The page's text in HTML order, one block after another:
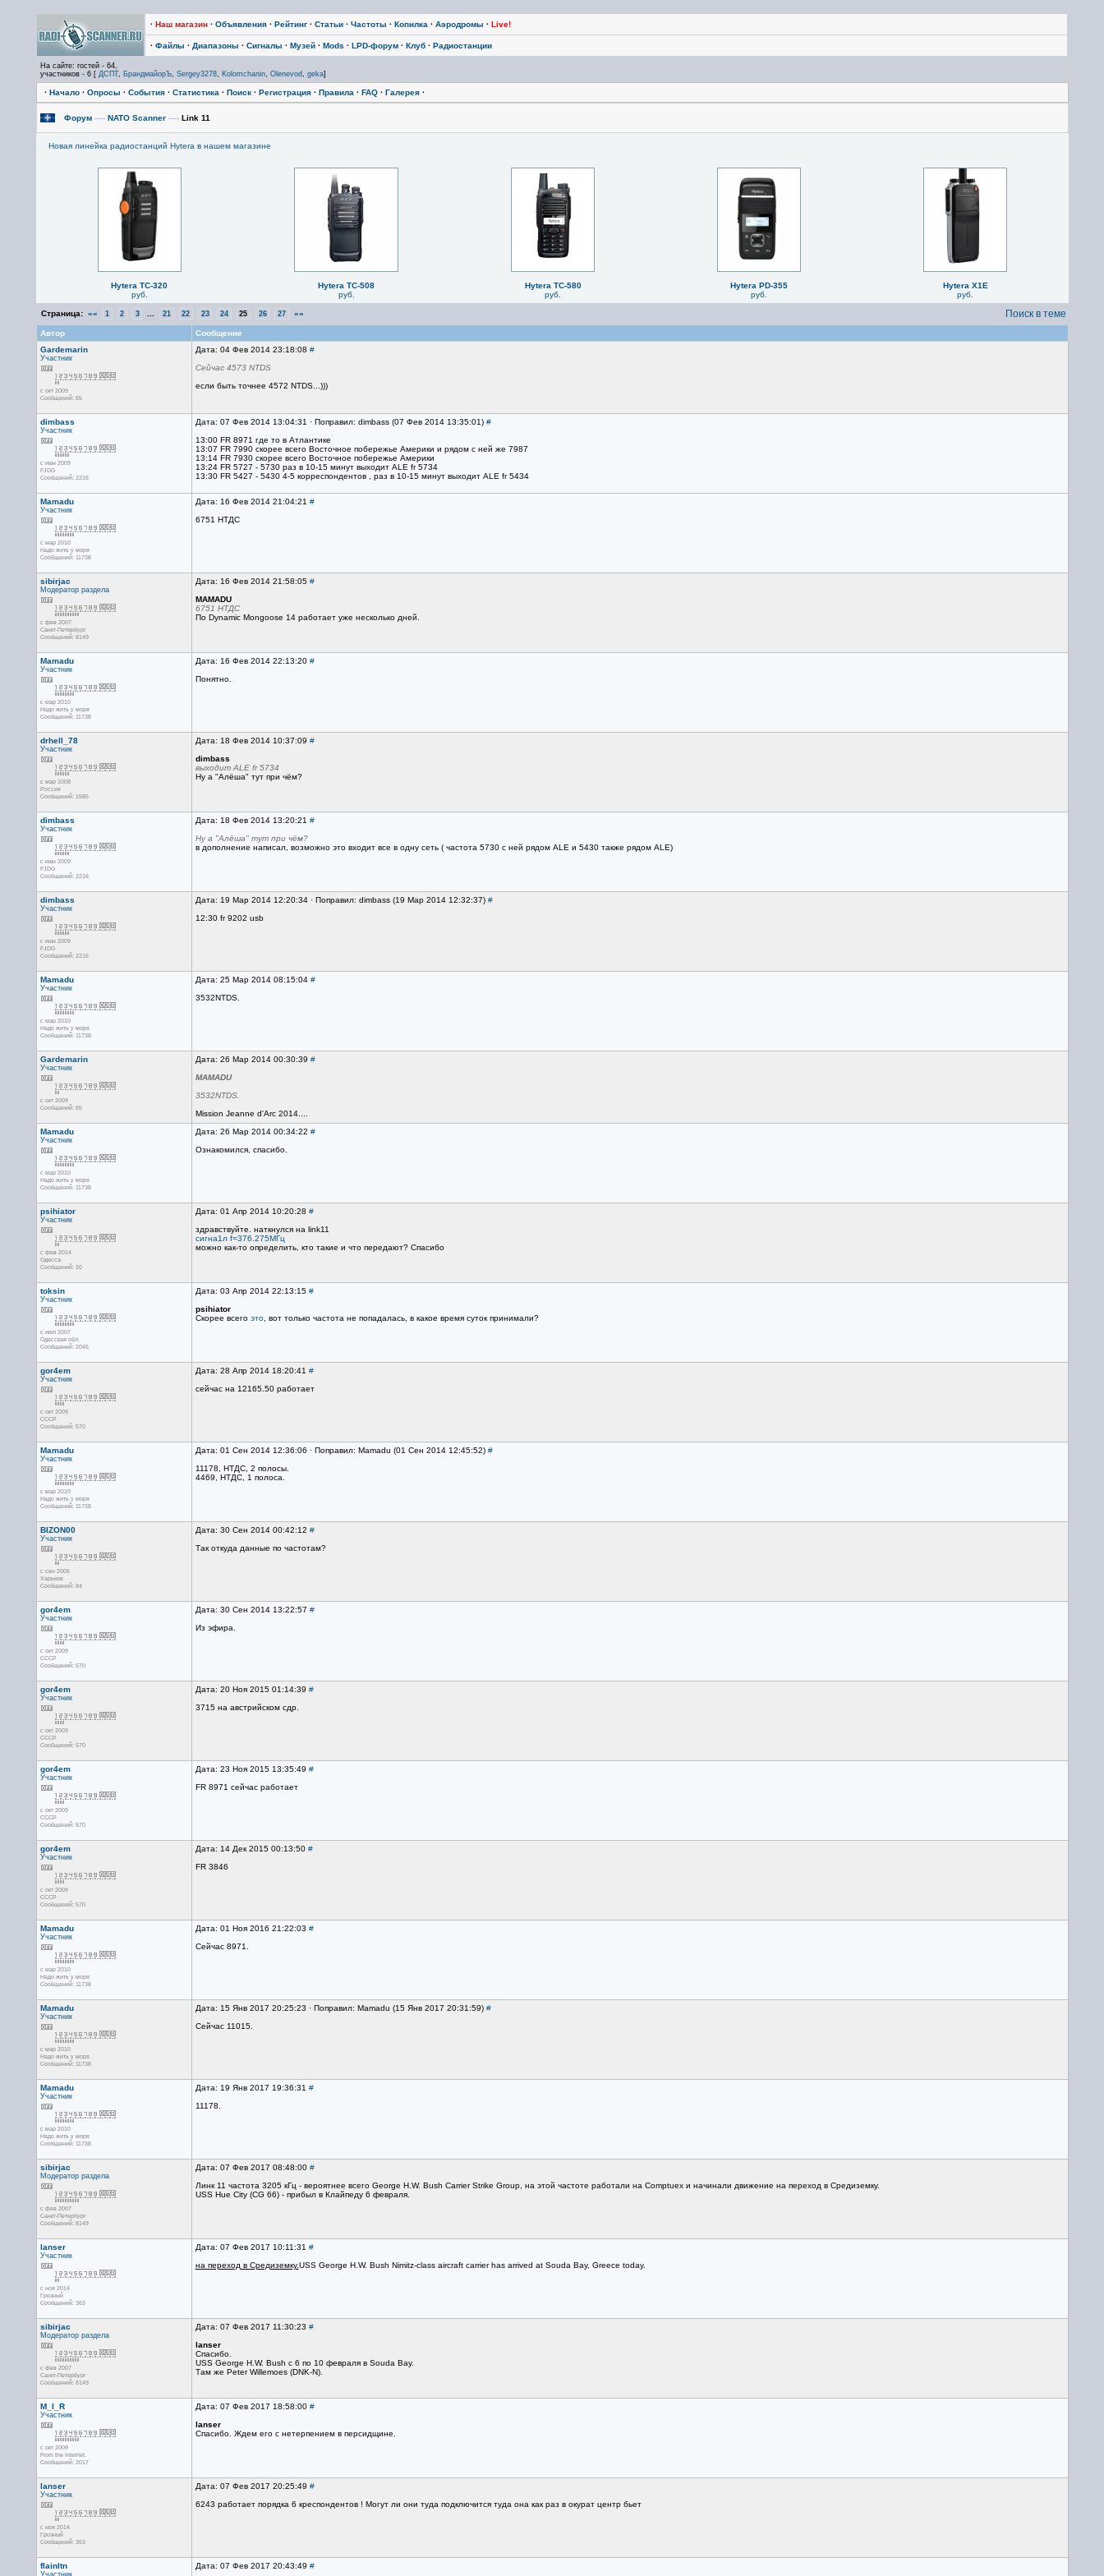
· Наш магазин· Объявления· Рейтинг· Статьи· Частоты · Копилка · Аэродромы · Live!
· Файлы · Диапазоны · Сигналы · Музей· Mods · LPD-форум· Клуб· Радиостанции
На сайте: гостей - 64,
участников - 6 [ ДСПТ, БрандмайорЪ, Sergey3278, Kolomchanin, Olenevod, geka]
· Начало· Опросы · События· Статистика · Поиск· Регистрация· Правила · FAQ· Галерея·
Форум —› NATO Scanner —›Link 11
Новая линейка радиостанций Hytera в нашем магазине
Hytera TC-320
руб.
Hytera TC-508
руб.
Hytera TC-580
руб.
Hytera PD-355
руб.
Hytera X1E
руб.
Страница: «« 1 2 3 21 22 23 24 25 26 27 »» Поиск в теме
Автор
Сообщение
Gardemarin
Участник
с окт 2009
Сообщений: 65
Дата: 04 Фев 2014 23:18:08 #
Сейчас 4573 NTDS
если быть точнее 4572 NTDS...)))
dimbass
Участник
с июн 2009
FJDG
Сообщений: 2216
Дата: 07 Фев 2014 13:04:31 · Поправил: dimbass (07 Фев 2014 13:35:01) #
13:00 FR 8971 где то в Атлантике
13:07 FR 7990 скорее всего Восточное побережье Америки и рядом с ней же 7987
13:14 FR 7930 скорее всего Восточное побережье Америки
13:24 FR 5727 - 5730 раз в 10-15 минут выходит ALE fr 5734
13:30 FR 5427 - 5430 4-5 корреспондентов , раз в 10-15 минут выходит ALE fr 5434
Mamadu
Участник
с мар 2010
Надо жить у моря
Сообщений: 11738
Дата: 16 Фев 2014 21:04:21 #
6751 НТДС
sibirjac
Модератор раздела
с фев 2007
Санкт-Петербург
Сообщений: 8149
Дата: 16 Фев 2014 21:58:05 #
MAMADU
6751 НТДС
По Dynamic Mongoose 14 работает уже несколько дней.
Mamadu
Участник
с мар 2010
Надо жить у моря
Сообщений: 11738
Дата: 16 Фев 2014 22:13:20 #
Понятно.
drhell_78
Участник
с мар 2008
Россия
Сообщений: 1585
Дата: 18 Фев 2014 10:37:09 #
dimbass
выходит ALE fr 5734
Ну а "Алёша" тут при чём?
dimbass
Участник
с июн 2009
FJDG
Сообщений: 2216
Дата: 18 Фев 2014 13:20:21 #
Ну а "Алёша" тут при чём?
в дополнение написал, возможно это входит все в одну сеть ( частота 5730 с ней рядом ALE и 5430 также рядом ALE)
dimbass
Участник
с июн 2009
FJDG
Сообщений: 2216
Дата: 19 Мар 2014 12:20:34 · Поправил: dimbass (19 Мар 2014 12:32:37) #
12:30 fr 9202 usb
Mamadu
Участник
с мар 2010
Надо жить у моря
Сообщений: 11738
Дата: 25 Мар 2014 08:15:04 #
3532NTDS.
Gardemarin
Участник
с окт 2009
Сообщений: 65
Дата: 26 Мар 2014 00:30:39 #
MAMADU
3532NTDS.
Mission Jeanne d'Arc 2014....
Mamadu
Участник
с мар 2010
Надо жить у моря
Сообщений: 11738
Дата: 26 Мар 2014 00:34:22 #
Ознакомился, спасибо.
psihiator
Участник
с фев 2014
Одесса
Сообщений: 20
Дата: 01 Апр 2014 10:20:28 #
здравствуйте. наткнулся на link11
сигна1л f=376.275МГц
можно как-то определить, кто такие и что передают? Спасибо
toksin
Участник
с июл 2007
Одесская обл.
Сообщений: 2045
Дата: 03 Апр 2014 22:13:15 #
psihiator
Скорее всего это, вот только частота не попадалась, в какое время суток принимали?
gor4em
Участник
с окт 2009
СССР
Сообщений: 570
Дата: 28 Апр 2014 18:20:41 #
сейчас на 12165.50 работает
Mamadu
Участник
с мар 2010
Надо жить у моря
Сообщений: 11738
Дата: 01 Сен 2014 12:36:06 · Поправил: Mamadu (01 Сен 2014 12:45:52) #
11178, НТДС, 2 полосы.
4469, НТДС, 1 полоса.
BIZON00
Участник
с сен 2006
Харьков
Сообщений: 84
Дата: 30 Сен 2014 00:42:12 #
Так откуда данные по частотам?
gor4em
Участник
с окт 2009
СССР
Сообщений: 570
Дата: 30 Сен 2014 13:22:57 #
Из эфира.
gor4em
Участник
с окт 2009
СССР
Сообщений: 570
Дата: 20 Ноя 2015 01:14:39 #
3715 на австрийском сдр.
gor4em
Участник
с окт 2009
СССР
Сообщений: 570
Дата: 23 Ноя 2015 13:35:49 #
FR 8971 сейчас работает
gor4em
Участник
с окт 2009
СССР
Сообщений: 570
Дата: 14 Дек 2015 00:13:50 #
FR 3846
Mamadu
Участник
с мар 2010
Надо жить у моря
Сообщений: 11738
Дата: 01 Ноя 2016 21:22:03 #
Сейчас 8971.
Mamadu
Участник
с мар 2010
Надо жить у моря
Сообщений: 11738
Дата: 15 Янв 2017 20:25:23 · Поправил: Mamadu (15 Янв 2017 20:31:59) #
Сейчас 11015.
Mamadu
Участник
с мар 2010
Надо жить у моря
Сообщений: 11738
Дата: 19 Янв 2017 19:36:31 #
11178.
sibirjac
Модератор раздела
с фев 2007
Санкт-Петербург
Сообщений: 8149
Дата: 07 Фев 2017 08:48:00 #
Линк 11 частота 3205 кГц - вероятнее всего George H.W. Bush Carrier Strike Group, на этой частоте работали на Comptuex и начинали движение на переход в Средиземку.
USS Hue City (CG 66) - прибыл в Клайпеду 6 февраля.
lanser
Участник
с ноя 2014
Грозный
Сообщений: 363
Дата: 07 Фев 2017 10:11:31 #
на переход в Средиземку.USS George H.W. Bush Nimitz-class aircraft carrier has arrived at Souda Bay, Greece today.
sibirjac
Модератор раздела
с фев 2007
Санкт-Петербург
Сообщений: 8149
Дата: 07 Фев 2017 11:30:23 #
lanser
Спасибо.
USS George H.W. Bush с 6 по 10 февраля в Souda Bay.
Там же Peter Willemoes (DNK-N).
M_I_R
Участник
с окт 2009
From the Internet.
Сообщений: 2017
Дата: 07 Фев 2017 18:58:00 #
lanser
Спасибо. Ждем его с нетерпением в персидщине.
lanser
Участник
с ноя 2014
Грозный
Сообщений: 363
Дата: 07 Фев 2017 20:25:49 #
6243 работает порядка 6 креспондентов ! Могут ли они туда подключится туда она как раз в окурат центр бьет
flainltn
Участник
Дата: 07 Фев 2017 20:43:49 #